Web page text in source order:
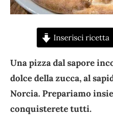
Inserisci ricetta
Una pizza dal sapore
dolce della zucca, al
Norcia. Prepariamo
conquisterete tutti.